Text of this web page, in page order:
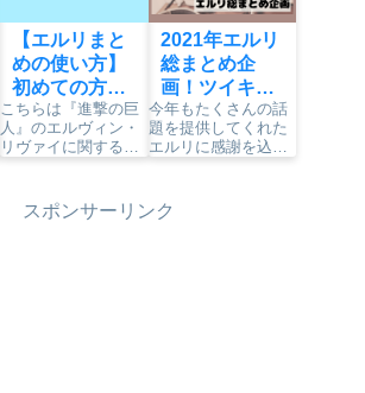
【エルリまと
めの使い方】
初めての方は
こちら
こちらは『進撃の巨
人』のエルヴィン・
リヴァイに関する公
の記事では、サイト
を作ったきっかけや
2021年エルリ
総まとめ企
画！ツイキャ
ス＆スペース
のお知らせ
今年もたくさんの話
題を提供してくれた
エルリに感謝を込め
ツイキャス＆スペー
スを開催します！
スポンサーリンク